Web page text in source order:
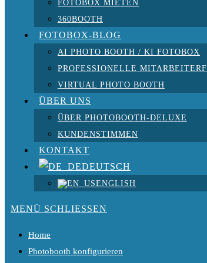
FOTOBOX MIETEN
360BOOTH
FOTOBOX-BLOG
AI PHOTO BOOTH / KI FOTOBOX
PROFESSIONELLE
VIRTUAL PHOTO BOOTH
ÜBER UNS
ÜBER PHOTOBOOTH-DELUXE
KUNDENSTIMMEN
KONTAKT
DEUTSCH
ENGLISH
MENÜ SCHLIESSEN
Home
Photobooth konfigurieren